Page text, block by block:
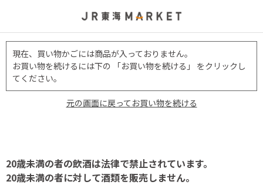
現在、買い物かごには商品が入っておりません。
お買い物を続けるには下の 「お買い物を続ける」 をクリックし
てください。
元の画面に戻ってお買い物を続ける
20歳未満の者の飲酒は法律で禁止されています。
20歳未満の者に対して酒類を販売しません。